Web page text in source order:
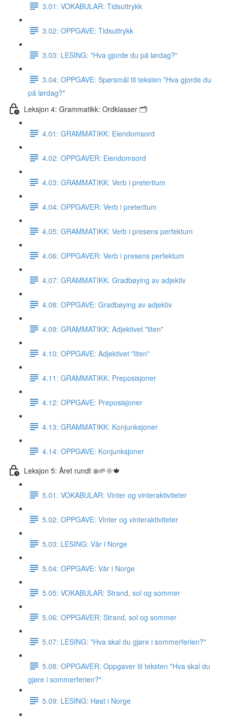
3.01: VOKABULAR: Tidsuttrykk
3.02: OPPGAVE: Tidsuttrykk
3.03: LESING: "Hva gjorde du på lørdag?"
3.04: OPPGAVE: Spørsmål til teksten "Hva gjorde du
på lørdag?"
Leksjon 4: Grammatikk: Ordklasser 🗂
4.01: GRAMMATIKK: Eiendomsord
4.02: OPPGAVER: Eiendomsord
4.03: GRAMMATIKK: Verb i preteritum
4.04: OPPGAVER: Verb i preteritum
4.05: GRAMMATIKK: Verb i presens perfektum
4.06: OPPGAVER: Verb i presens perfektum
4.07: GRAMMATIKK: Gradbøying av adjektiv
4.08: OPPGAVE: Gradbøying av adjektiv
4.09: GRAMMATIKK: Adjektivet "liten"
4.10: OPPGAVE: Adjektivet "liten"
4.11: GRAMMATIKK: Preposisjoner
4.12: OPPGAVE: Preposisjoner
4.13: GRAMMATIKK: Konjunksjoner
4.14: OPPGAVE: Konjunksjoner
Leksjon 5: Året rundt ❄️🌱🌞🍁
5.01: VOKABULAR: Vinter og vinteraktiviteter
5.02: OPPGAVE: Vinter og vinteraktiviteter
5.03: LESING: Vår i Norge
5.04: OPPGAVE: Vår i Norge
5.05: VOKABULAR: Strand, sol og sommer
5.06: OPPGAVER: Strand, sol og sommer
5.07: LESING: "Hva skal du gjøre i sommerferien?"
5.08: OPPGAVER: Oppgaver til teksten "Hva skal du
gjøre i sommerferien?"
5.09: LESING: Høst i Norge